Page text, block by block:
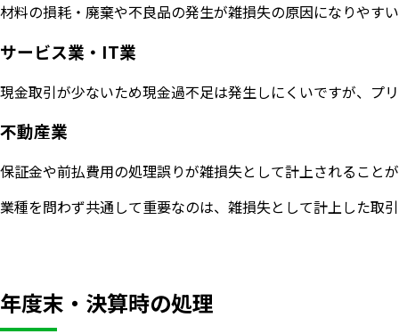
材料の損耗・廃棄や不良品の発生が雑損失の原因になりやす
サービス業・IT業
現金取引が少ないため現金過不足は発生しにくいですが、プ
不動産業
保証金や前払費用の処理誤りが雑損失として計上されること
業種を問わず共通して重要なのは、雑損失として計上した取
年度末・決算時の処理